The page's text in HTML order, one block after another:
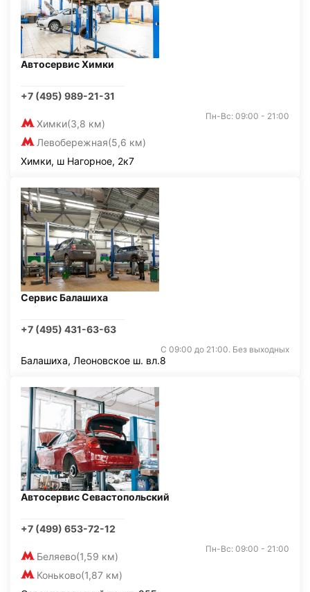
Автосервис Химки
+7 (495) 989-21-31
Химки(3,8 км)
Левобережная(5,6 км)
Пн-Вс: 09:00 - 21:00
Химки, ш Нагорное, 2к7
Сервис Балашиха
+7 (495) 431-63-63
С 09:00 до 21:00. Без выходных
Балашиха, Леоновское ш. вл.8
Автосервис Севастопольский
+7 (499) 653-72-12
Беляево(1,59 км)
Коньково(1,87 км)
Пн-Вс: 09:00 - 21:00